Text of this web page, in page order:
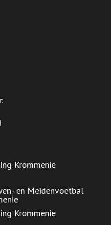
Krommenie
en Meidenvoetbal
Krommenie